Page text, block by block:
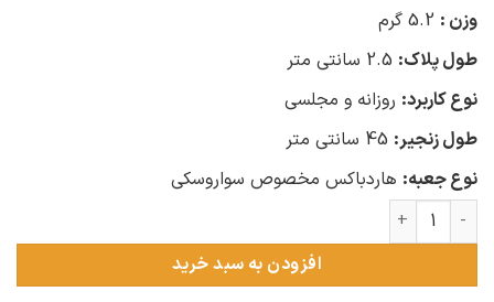
وزن :
طول پلاک:
نوع کاربرد: روزانه و مجلسی
طول زنجیر:
نوع جعبه: هاردباکس مخصوص سواروسکی
گردنبند سواروسکی نقره زنانه طرح قلب و قو NE-N118 عدد
افزودن به سبد خرید